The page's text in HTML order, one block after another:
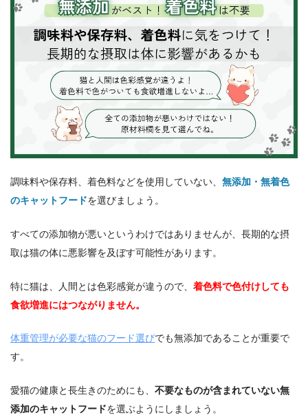
調味料や保存料、着色料などを使用していない、 無添加・無着色
のキャットフードを選びましょう。
すべての添加物が悪いというわけではありませんが、長期的な摂
取は猫の体に悪影響を及ぼす可能性があります。
特に猫は、人間とは色彩感覚が違うので、 着色料で色付けしても
食欲増進にはつながりません。
体重管理が必要な猫のフード選びでも無添加であることが重要で
す。
愛猫の健康と長生きのためにも、 不要なものが含まれていない無
添加のキャットフードを選ぶようにしましょう。